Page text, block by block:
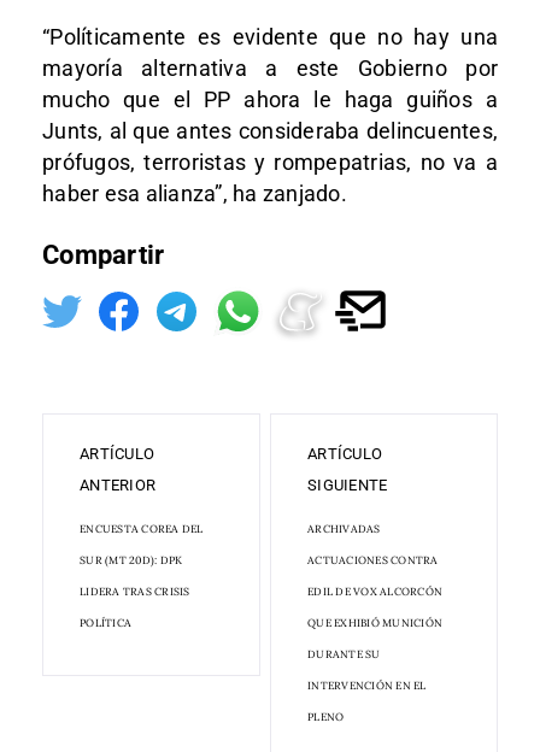
“Políticamente es evidente que no hay una
mayoría alternativa a este Gobierno por
mucho que el PP ahora le haga guiños a
Junts, al que antes consideraba delincuentes,
prófugos, terroristas y rompepatrias, no va a
haber esa alianza”, ha zanjado.
Compartir
ARTÍCULO
ANTERIOR
ENCUESTA COREA DEL
SUR (MT 20D): DPK
LIDERA TRAS CRISIS
POLÍTICA
ARTÍCULO
SIGUIENTE
ARCHIVADAS
ACTUACIONES CONTRA
EDIL DE VOX ALCORCÓN
QUE EXHIBIÓ MUNICIÓN
DURANTE SU
INTERVENCIÓN EN EL
PLENO